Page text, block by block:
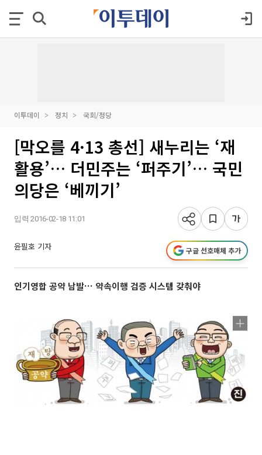
이투데이 정치 국회/정당
[막오를 4·13 총선] 새누리는 ‘재
활용’… 더민주는 ‘퍼주기’… 국민
의당은 ‘베끼기’
입력 2016-02-18 11:01
윤필호 기자 구글 선호매체 추가
인기영합 공약 남발… 약속이행 검증 시스템 갖춰야